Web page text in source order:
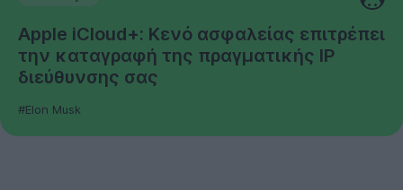
Apple iCloud+: Κενό ασφαλείας επιτρέπει
την καταγραφή της πραγματικής IP
διεύθυνσης σας
#Elon Musk